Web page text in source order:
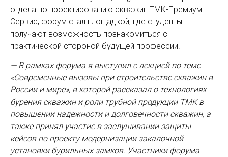
отдела по проектированию скважин ТМК-Премиум
Сервис, форум стал площадкой, где студенты
получают возможность познакомиться с
практической стороной будущей профессии.
— В рамках форума я выступил с лекцией по теме
«Современные вызовы при строительстве скважин в
России и мире», в которой рассказал о технологиях
бурения скважин и роли трубной продукции ТМК в
повышении надежности и долговечности скважин, а
также принял участие в заслушивании защиты
кейсов по проекту модернизации закалочной
установки бурильных замков. Участники форума